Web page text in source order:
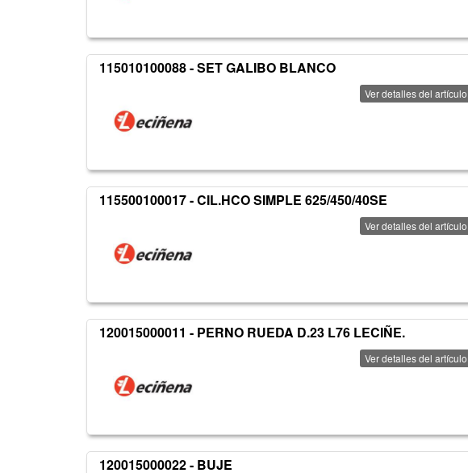
115010100088 - SET GALIBO BLANCO
Ver detalles del artículo
115500100017 - CIL.HCO SIMPLE 625/450/40SE
Ver detalles del artículo
120015000011 - PERNO RUEDA D.23 L76 LECIÑE.
Ver detalles del artículo
120015000022 - BUJE